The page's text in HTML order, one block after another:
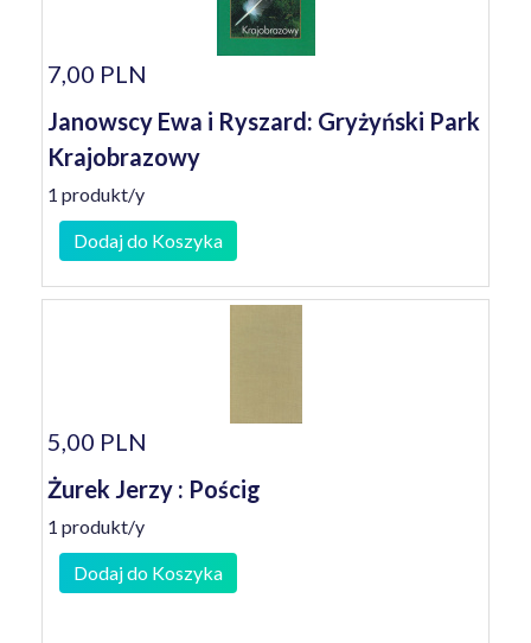
7,00 PLN
Janowscy Ewa i Ryszard: Gryżyński Park
Krajobrazowy
1 produkt/y
Dodaj do Koszyka
5,00 PLN
Żurek Jerzy : Pościg
1 produkt/y
Dodaj do Koszyka